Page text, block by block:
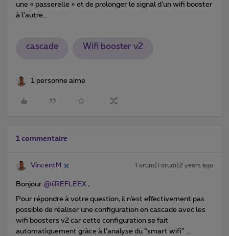
une « passerelle » et de prolonger le signal d’un wifi booster
à l’autre…
cascade Wifi booster v2
1 personne aime
1 commentaire
VincentM Forum|Forum|2 years ago
Bonjour @iiREFLEEX ,
Pour répondre à votre question, il n’est effectivement pas
possible de réaliser une configuration en cascade avec les
wifi boosters v2 car cette configuration se fait
automatiquement grâce à l’analyse du “smart wifi” …